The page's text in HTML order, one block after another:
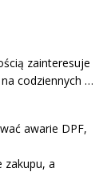
zainteresuje
codziennych …
awarie DPF,
zakupu, a